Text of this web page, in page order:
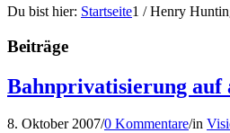
Du bist hier: Startseite1 / Henry
Beiträge
Bahnprivatisierung auf
8. Oktober 2007/0 Kommentare/in